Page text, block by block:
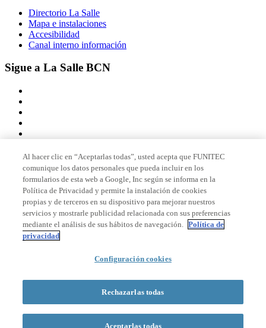
Directorio La Salle
Mapa e instalaciones
Accesibilidad
Canal interno información
Sigue a La Salle BCN
Miembro de
Acreditaciones
© 2026 La Salle Campus Barcelona - URL |
Formulario de búsqueda
Al hacer clic en “Aceptarlas todas”, usted acepta que FUNITEC
comunique los datos personales que pueda incluir en los
formularios de esta web a Google, Inc según se informa en la
Política de Privacidad y permite la instalación de cookies
propias y de terceros en su dispositivo para mejorar nuestros
servicios y mostrarle publicidad relacionada con sus preferencias
mediante el análisis de sus hábitos de navegación. Política de
privacidad
Configuración cookies
Rechazarlas todas
Aceptarlas todas